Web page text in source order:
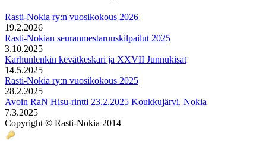
Rasti-Nokia ry:n vuosikokous 2026
19.2.2026
Rasti-Nokian seuranmestaruuskilpailut 2025
3.10.2025
Karhunlenkin kevätkeskari ja XXVII Junnukisat
14.5.2025
Rasti-Nokia ry:n vuosikokous 2025
28.2.2025
Avoin RaN Hisu-rintti 23.2.2025 Koukkujärvi, Nokia
7.3.2025
Copyright © Rasti-Nokia 2014